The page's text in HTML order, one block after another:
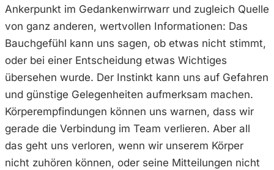
Ankerpunkt im Gedankenwirrwarr und zugleich Quelle
von ganz anderen, wertvollen Informationen: Das
Bauchgefühl kann uns sagen, ob etwas nicht stimmt,
oder bei einer Entscheidung etwas Wichtiges
übersehen wurde. Der Instinkt kann uns auf Gefahren
und günstige Gelegenheiten aufmerksam machen.
Körperempfindungen können uns warnen, dass wir
gerade die Verbindung im Team verlieren. Aber all
das geht uns verloren, wenn wir unserem Körper
nicht zuhören können, oder seine Mitteilungen nicht